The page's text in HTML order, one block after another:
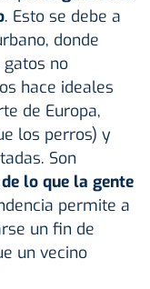
. Esto se debe a
donde
no
hace ideales
de Europa,
los perros) y
Son
lo que la gente
permite a
un fin de
un vecino